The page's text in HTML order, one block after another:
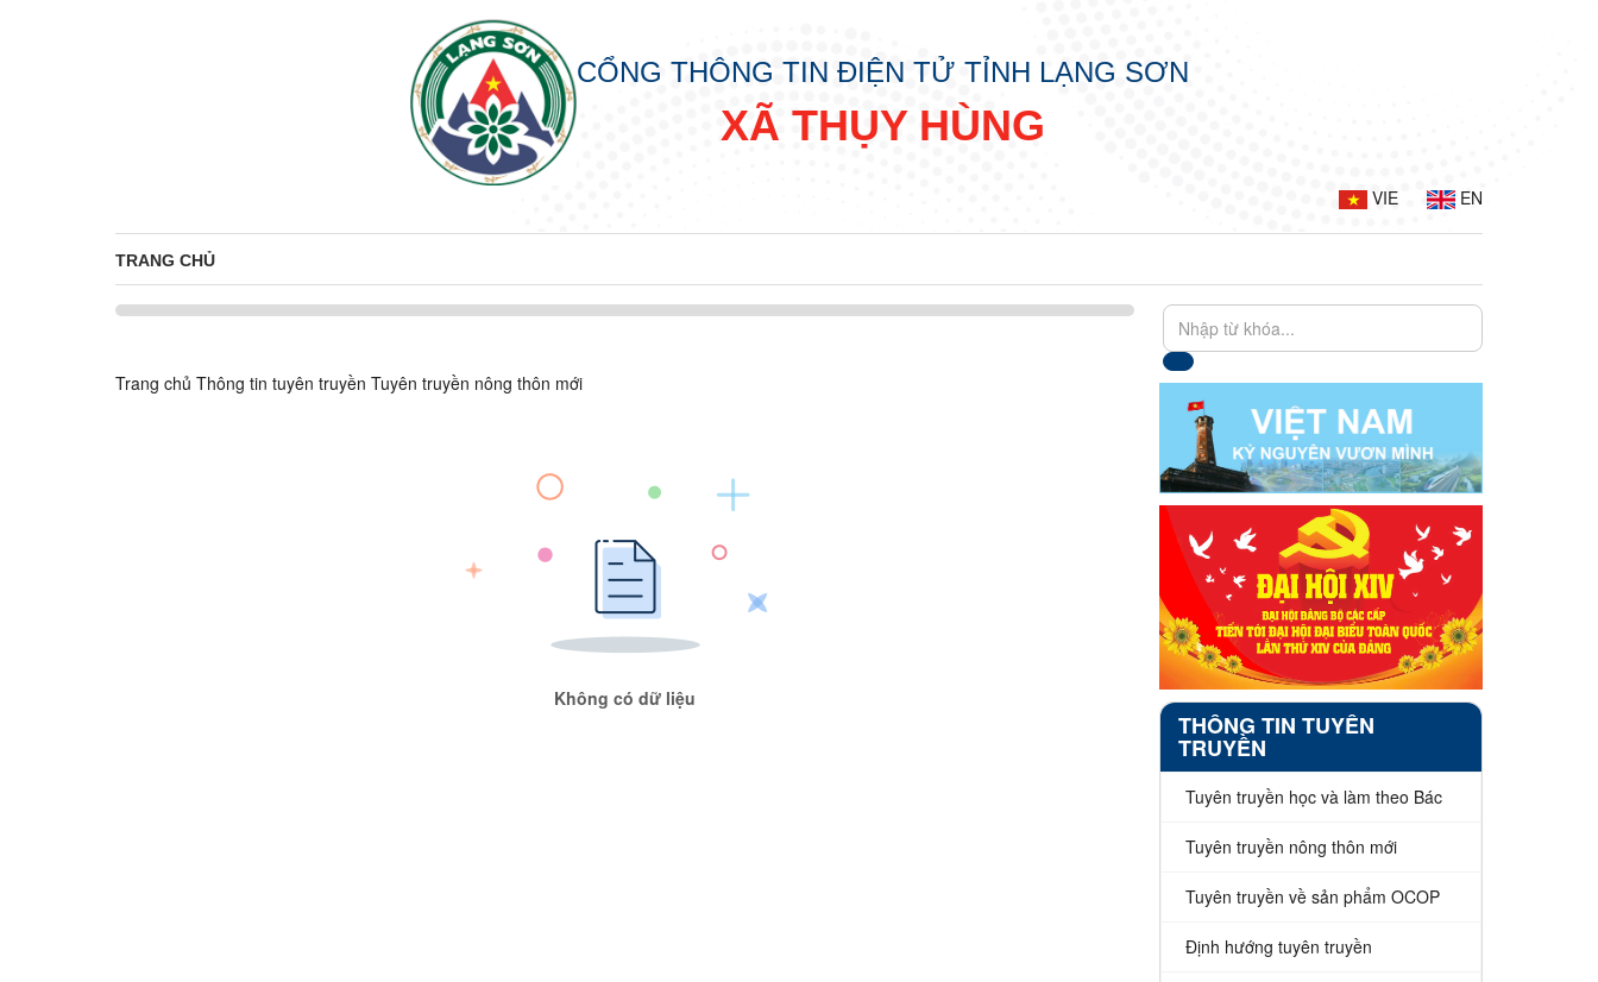
CỔNG THÔNG TIN ĐIỆN TỬ TỈNH LẠNG SƠN
XÃ THỤY HÙNG
VIE EN
TRANG CHỦ
Trang chủ Thông tin tuyên truyền Tuyên truyền nông thôn mới
Không có dữ liệu
THÔNG TIN TUYÊN
TRUYỀN
Tuyên truyền học và làm theo Bác
Tuyên truyền nông thôn mới
Tuyên truyền về sản phẩm OCOP
Định hướng tuyên truyền